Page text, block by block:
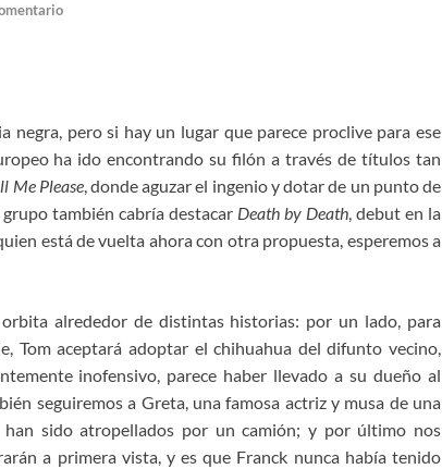
negra, pero si hay un lugar que parece proclive para ese
ha ido encontrando su filón a través de títulos tan
Me Please, donde aguzar el ingenio y dotar de un punto de
también cabría destacar Death by Death, debut en la
está de vuelta ahora con otra propuesta, esperemos a
alrededor de distintas historias: por un lado, para
Tom aceptará adoptar el chihuahua del difunto vecino,
inofensivo, parece haber llevado a su dueño al
seguiremos a Greta, una famosa actriz y musa de una
sido atropellados por un camión; y por último nos
a primera vista, y es que Franck nunca había tenido